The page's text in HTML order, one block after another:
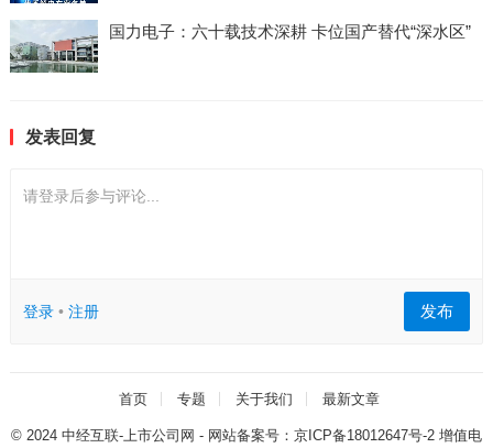
国力电子：六十载技术深耕 卡位国产替代“深水区”
发表回复
请登录后参与评论...
登录• 注册 发布
首页 专题 关于我们 最新文章
© 2024 中经互联-上市公司网 - 网站备案号： 京ICP备18012647号-2增值电